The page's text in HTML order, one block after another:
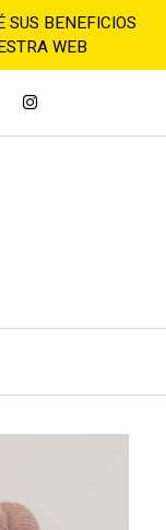
SUS BENEFICIOS
WEB